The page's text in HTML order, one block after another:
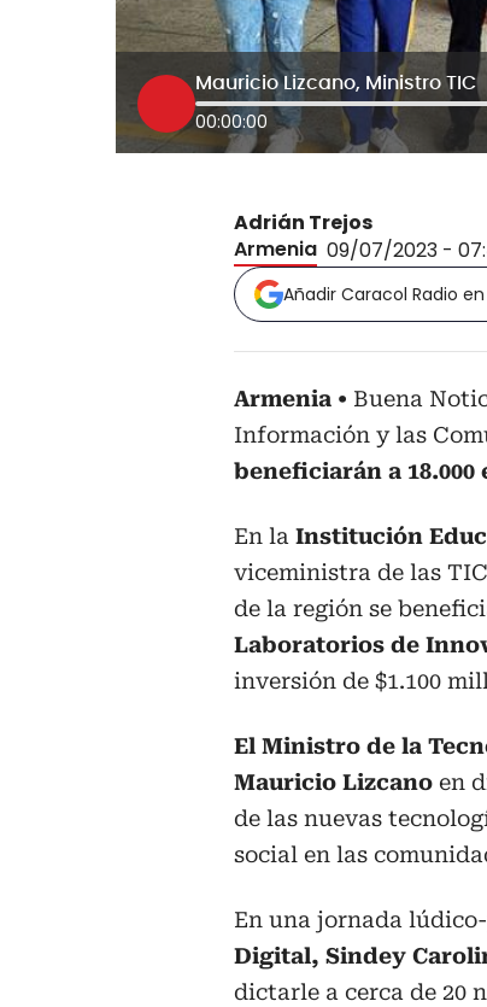
Mauricio Lizcano, Ministro TIC
00:00:00
Adrián Trejos
Armenia 09/07/2023 -
Añadir Caracol Radio
Armenia
Buena
Información y las
beneficiarán a
En la Institución
viceministra de las
de la región se
Laboratorios de
inversión de $1.100
El Ministro de la
Mauricio Lizcano en
de las nuevas
social en las
En una jornada
Digital, Sindey
dictarle a cerca de 20